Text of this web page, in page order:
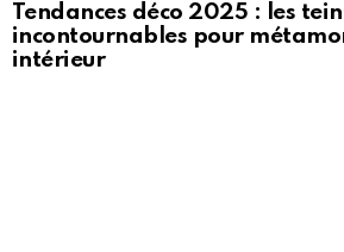
Tendances déco 2025 : les
incontournables pour
intérieur